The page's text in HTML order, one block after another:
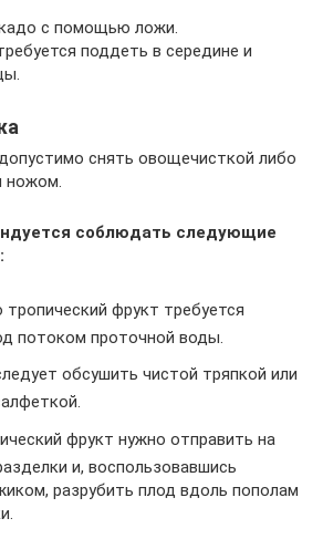
с помощью ложи.
поддеть в середине и
снять овощечисткой либо
ножом.
соблюдать следующие
тропический фрукт требуется
потоком проточной воды.
обсушить чистой тряпкой или
фрукт нужно отправить на
и, воспользовавшись
разрубить плод вдоль пополам